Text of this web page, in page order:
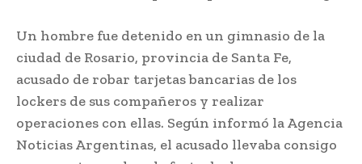
Un hombre fue detenido en un gimnasio de la
ciudad de Rosario, provincia de Santa Fe,
acusado de robar tarjetas bancarias de los
lockers de sus compañeros y realizar
operaciones con ellas. Según informó la Agencia
Noticias Argentinas, el acusado llevaba consigo